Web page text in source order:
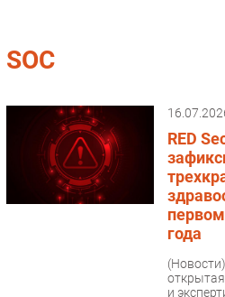
Импорто­замещение
Интернет
Мобильная связь
Фиксированная связь
Интеграция
Рынок ПК
SOC
RED
года
(Новости)
и